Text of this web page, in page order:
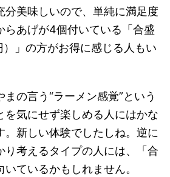
分美味しいので、単純に満足度
らあげが4個付いている「合盛
」の方がお得に感じる人もい
まの言う“ラーメン感覚”という
を気にせず楽しめる人にはかな
。新しい体験でしたしね。逆に
り考えるタイプの人には、「合
ているかもしれません。